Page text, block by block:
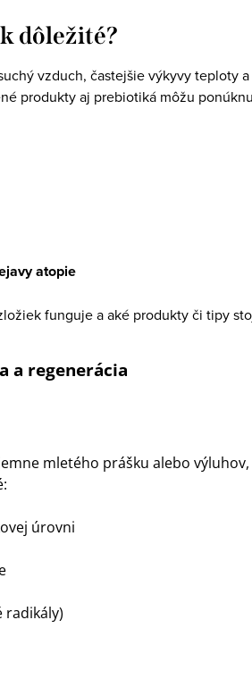
dôležité?
vzduch, častejšie výkyvy teploty
produkty aj prebiotiká môžu
atopie
funguje a aké produkty či tipy
a regenerácia
mletého prášku alebo
úrovni
radikály)